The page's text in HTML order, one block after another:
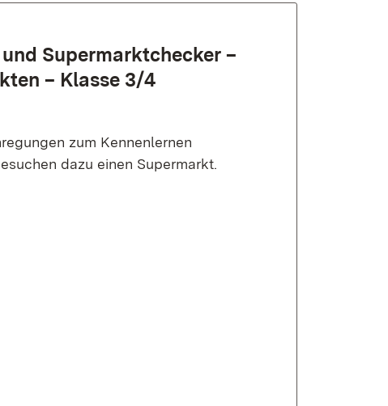
Super­markt­checker –
– Klasse 3/4
zum Kennenlernen
dazu einen Supermarkt.